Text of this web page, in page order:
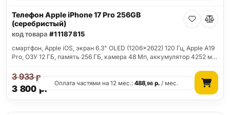
Телефон Apple iPhone 17 Pro 256GB
(серебристый)
код товара #11187815
смартфон, Apple iOS, экран 6.3" OLED (1206x2622) 120 Гц, Apple A19
Pro, ОЗУ 12 ГБ, память 256 ГБ, камера 48 Мп, аккумулятор 4252 м…
3 800 р.
3 933р.
Оплата частями на 12 мес.:488,96р./ мес.